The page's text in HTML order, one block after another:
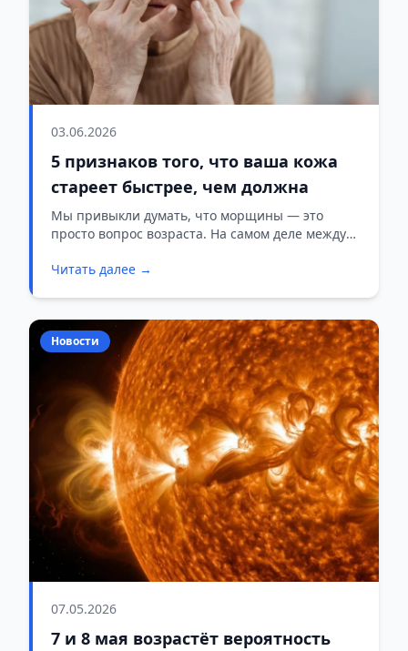
03.06.2026
5 признаков того, что ваша кожа
стареет быстрее, чем должна
Мы привыкли думать, что морщины — это
просто вопрос возраста. На самом деле между
делаем со своей кожей, лежит огромная
избежать. Но то, насколько быстро вы потом
посмотрите в зеркало и расстроитесь, зависит
не от паспорта, а от образа жизни.
Читать далее →
Новости
07.05.2026
7 и 8 мая возрастёт вероятность